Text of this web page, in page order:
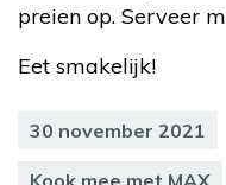
preien op. Serveer
Eet smakelijk!
30 november 2021
Kook mee met MAX